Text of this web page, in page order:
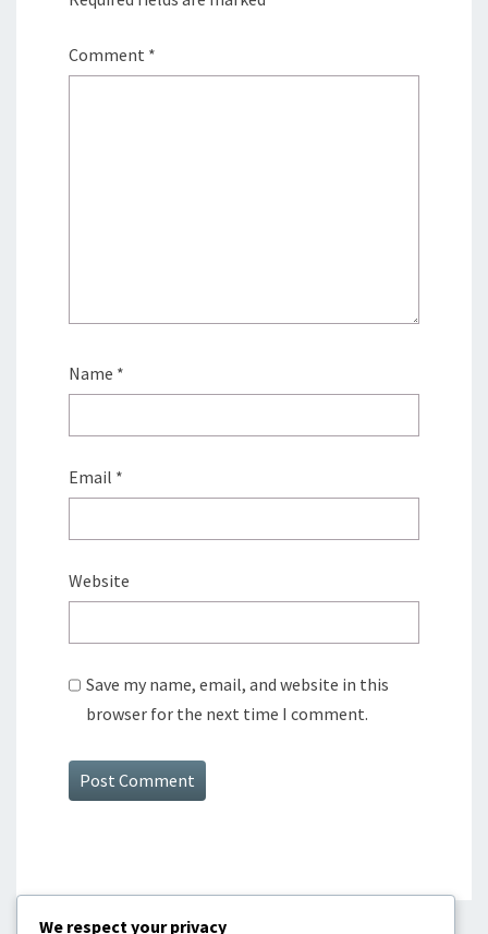
Comment *
Name *
Email *
Website
Save my name, email, and website in this
browser for the next time I comment.
We respect your privacy